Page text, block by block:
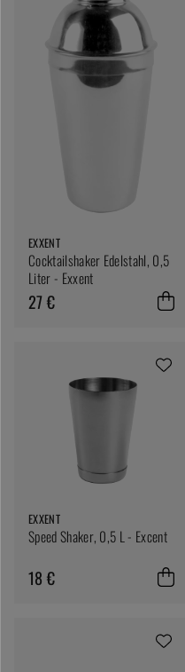
EXXENT
Cocktailshaker Edelstahl, 0,5
Liter - Exxent
27 €
EXXENT
Speed Shaker, 0,5 L - Excent
18 €